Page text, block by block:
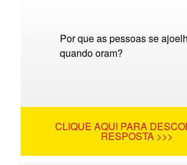
Por que as pessoas se
quando oram?
CLIQUE AQUI PARA
RESPOSTA >>>